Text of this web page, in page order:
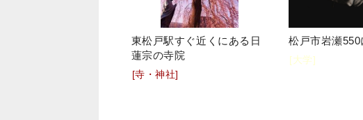
東松戸駅すぐ近くにある日
蓮宗の寺院
[寺・神社]
松戸市岩瀬
[大学]